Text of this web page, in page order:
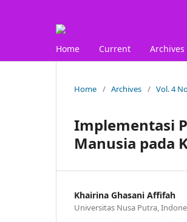
Home Current Archives
Home / Archives / Vol. 4
Implementasi
Manusia pada
Khairina Ghasani Affifah
Universitas Nusa Putra,